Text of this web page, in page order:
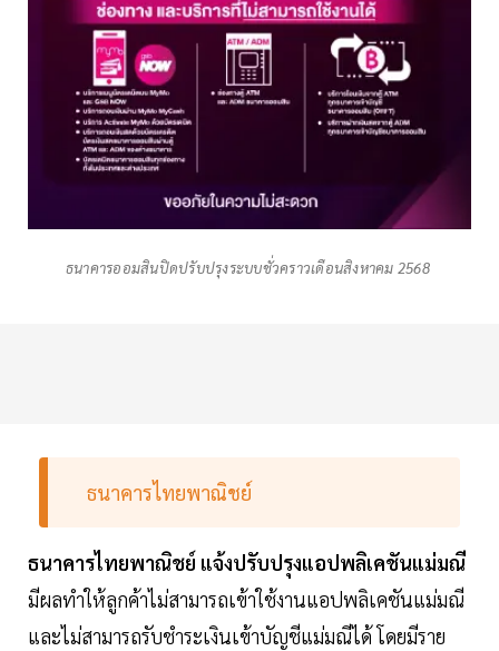
ธนาคารออมสินปิดปรับปรุงระบบชั่วคราวเดือนสิงหาคม 2568
ธนาคารไทยพาณิชย์
ธนาคารไทยพาณิชย์ แจ้งปรับปรุงแอปพลิเคชันแม่มณี
มีผลทำให้ลูกค้าไม่สามารถเข้าใช้งานแอปพลิเคชันแม่มณี
และไม่สามารถรับชำระเงินเข้าบัญชีแม่มณีได้ โดยมีราย